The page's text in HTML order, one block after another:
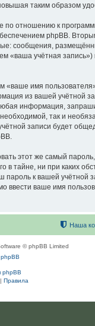
таким образом
отношению к
phpBB.
сообщения,
«ваша учётная
имя
из вашей учётной
информация,
так и
записи будет
этот же самый пароль,
тайне, ни при каких
к вашей учётной
ваше имя
Наша
© phpBB Limited
phpBB
Правила